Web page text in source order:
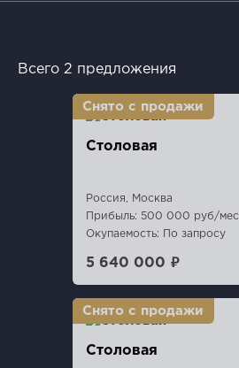
Всего 2 предложения
Столовая
Россия, Москва
Прибыль: 500 000 руб/мес
Окупаемость: По запросу
5 640 000 ₽
Столовая